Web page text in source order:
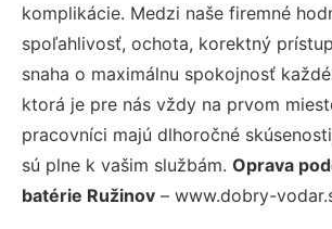
komplikácie. Medzi naše firemné
spoľahlivosť, ochota, korektný
snaha o maximálnu spokojnosť
ktorá je pre nás vždy na prvom
pracovníci majú dlhoročné
sú plne k vašim službám. Oprava
batérie Ružinov – www.dobry-